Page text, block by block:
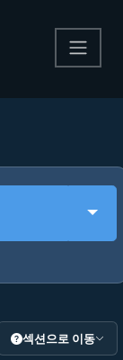
섹션으로 이동